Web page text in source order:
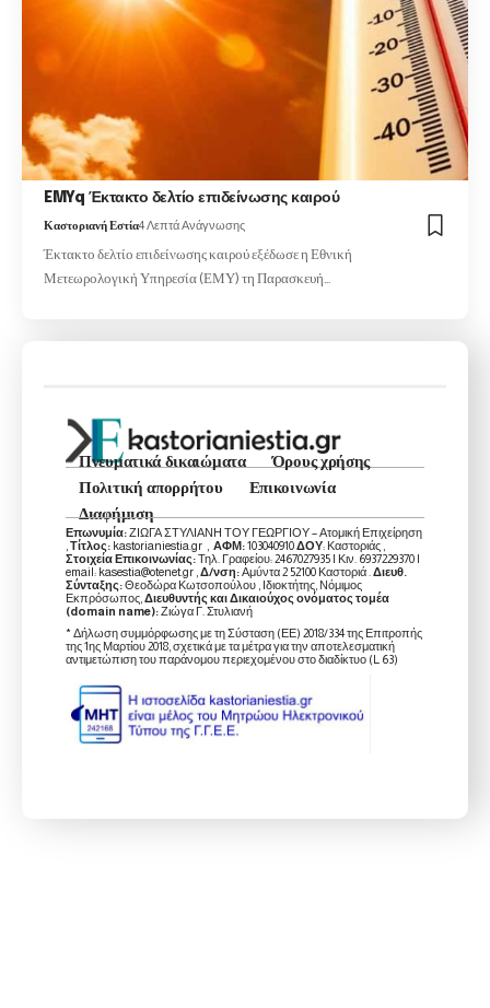
EMYq Έκτακτο δελτίο επιδείνωσης καιρού
Καστοριανή Εστία4 Λεπτά Ανάγνωσης
Έκτακτο δελτίο επιδείνωσης καιρού εξέδωσε η Εθνική
Μετεωρολογική Υπηρεσία (ΕΜΥ) τη Παρασκευή…
Πνευματικά δικαιώματα
Όρους χρήσης
Πολιτική απορρήτου
Επικοινωνία
Διαφήμιση
Επωνυμία:ΖΙΩΓΑ ΣΤΥΛΙΑΝΗ ΤΟΥ ΓΕΩΡΓΙΟΥ – Ατομική Επιχείρηση
,Τίτλος: kastorianiestia.gr , ΑΦΜ:103040910ΔΟΥ: Καστοριάς ,
Στοιχεία Επικοινωνίας:Τηλ. Γραφείου: 2467027935 | Κιν. 6937229370 |
email: kasestia@otenet.gr ,Δ/νση:Αμύντα 2 52100 Καστοριά .Διευθ.
Σύνταξης:Θεοδώρα Κωτσοπούλου , Ιδιοκτήτης, Νόμιμος
Εκπρόσωπος,Διευθυντής και Δικαιούχος ονόματος τομέα
(domain name):Ζιώγα Γ. Στυλιανή
* Δήλωση συμμόρφωσης με τη Σύσταση (ΕΕ) 2018/334 της Επιτροπής
της 1ης Μαρτίου 2018, σχετικά με τα μέτρα για την αποτελεσματική
αντιμετώπιση του παράνομου περιεχομένου στο διαδίκτυο (L 63)